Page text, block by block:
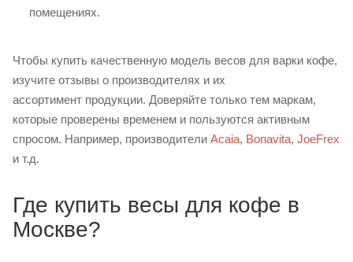
помещениях.
Чтобы купить качественную модель весов для варки кофе,
изучите отзывы о производителях и их
ассортимент продукции. Доверяйте только тем маркам,
которые проверены временем и пользуются активным
спросом. Например, производители Acaia, Bonavita, JoeFrex
и т.д.
Где купить весы для кофе в
Москве?